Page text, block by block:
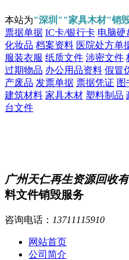
本站为"深圳""家具木材"销
票据单据 IC卡/银行卡 电脑硬
化妆品 档案资料 医院处方单
服装衣服 纸质文件 涉密文件
过期物品 办公用品资料 假冒
产废品 发票单据 票据凭证 图
建筑材料 家具木材 塑料制品
台文件
广州天仁再生资源回收
料文件销毁服务
咨询电话： 13711115910
网站首页
公司简介